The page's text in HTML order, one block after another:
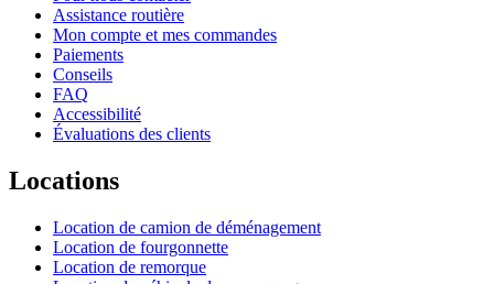
Assistance routière
Mon compte et mes commandes
Paiements
Conseils
FAQ
Accessibilité
Évaluations des clients
Locations
Location de camion de déménagement
Location de fourgonnette
Location de remorque